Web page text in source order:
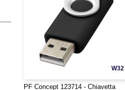
W32
PF Concept 123714 - Chiavetta